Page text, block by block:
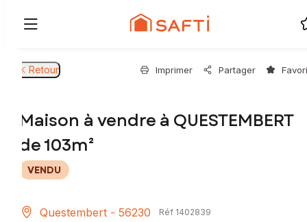
Retour Imprimer Partager
Maison à vendre à QUESTEMBERT
de 103m²
VENDU
Questembert - 56230 Réf 1402839